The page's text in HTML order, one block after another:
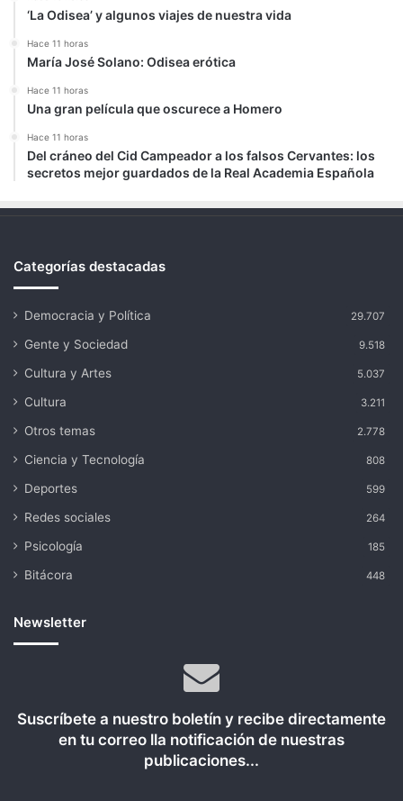
‘La Odisea’ y algunos viajes de nuestra vida
Hace 11 horas
María José Solano: Odisea erótica
Hace 11 horas
Una gran película que oscurece a Homero
Hace 11 horas
Del cráneo del Cid Campeador a los falsos Cervantes: los
secretos mejor guardados de la Real Academia Española
Categorías destacadas
Democracia y Política 29.707
Gente y Sociedad 9.518
Cultura y Artes 5.037
Cultura 3.211
Otros temas 2.778
Ciencia y Tecnología 808
Deportes 599
Redes sociales 264
Psicología 185
Bitácora 448
Newsletter
Suscríbete a nuestro boletín y recibe directamente
en tu correo lla notificación de nuestras
publicaciones...